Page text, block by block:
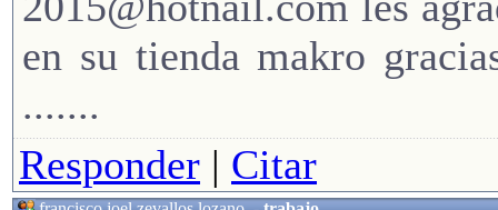
en su tienda makro
.......
Responder | Citar